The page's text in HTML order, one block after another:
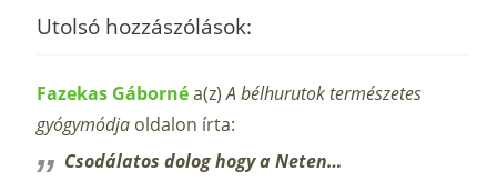
Utolsó hozzászólások:
Fazekas Gábornéa(z)A bélhurutok természetes
gyógymódja oldalon írta:
Csodálatos dolog hogy a Neten…